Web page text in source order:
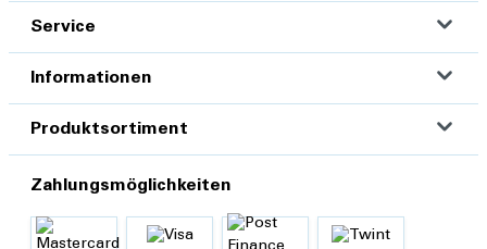
Service
Informationen
Produktsortiment
Zahlungsmöglichkeiten